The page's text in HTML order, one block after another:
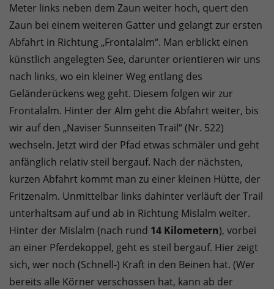
Meter links neben dem Zaun weiter hoch, quert den
Zaun bei einem weiteren Gatter und gelangt zur ersten
Abfahrt in Richtung „Frontalalm“. Man erblickt einen
künstlich angelegten See, darunter orientieren wir uns
nach links, wo ein kleiner Weg entlang des
Geländerückens weg geht. Diesem folgen wir zur
Frontalalm. Hinter der Alm geht die Abfahrt weiter, bis
wir auf den „Naviser Sunnseiten Trail“ (Nr. 522)
wechseln. Jetzt wird der Pfad etwas schmäler und geht
anfänglich relativ steil bergauf. Nach der nächsten,
kurzen Abfahrt kommt man zu einer kleinen Hütte, der
Fritzenalm. Unmittelbar links dahinter verläuft der Trail
unterhaltsam auf und ab in Richtung Mislalm weiter.
Hinter der Mislalm (nach rund 14 Kilometern), vorbei
an einer Pferdekoppel, geht es steil bergauf. Hier zeigt
sich, wer noch (Schnell-) Kraft in den Beinen hat. (Wer
bereits alle Körner verschossen hat, kann ab der